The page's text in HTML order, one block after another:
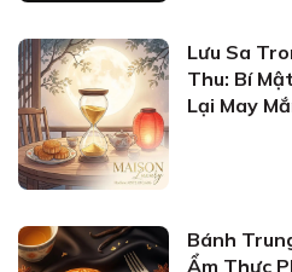
Lưu Sa
Thu: Bí
Lại May
Bánh
Ẩm Thực